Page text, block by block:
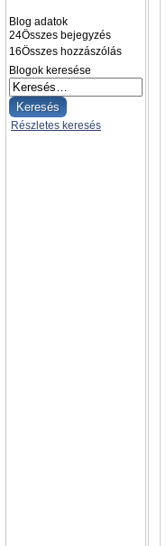
Blog adatok
24Összes bejegyzés
16Összes hozzászólás
Blogok keresése
Részletes keresés